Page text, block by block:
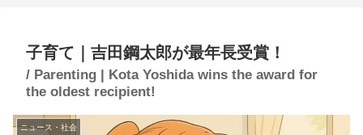
子育て｜吉田鋼太郎が最年長受賞！
/ Parenting | Kota Yoshida wins the award for
the oldest recipient!
ニュース・社会